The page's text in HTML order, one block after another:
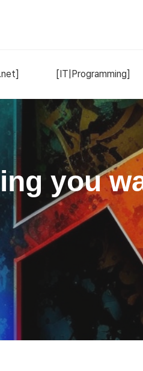
[IT|Programming]
you